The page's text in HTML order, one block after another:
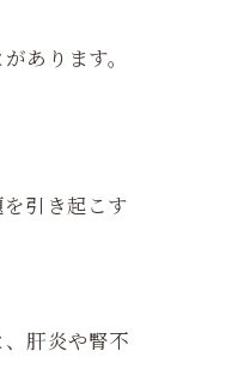
あります。
引き起こす
肝炎や腎不